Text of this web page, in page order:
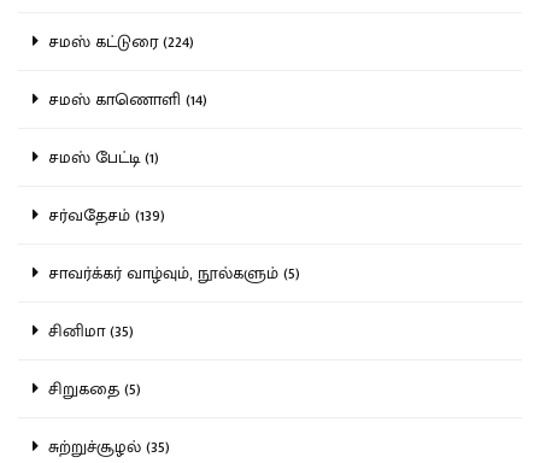
சமஸ் கட்டுரை (224)
சமஸ் காணொளி (14)
சமஸ் பேட்டி (1)
சர்வதேசம் (139)
சாவர்க்கர் வாழ்வும், நூல்களும் (5)
சினிமா (35)
சிறுகதை (5)
சுற்றுச்சூழல் (35)